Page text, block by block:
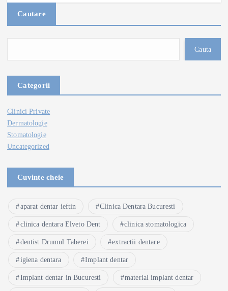
Cautare
Cauta
Categorii
Clinici Private
Dermatologie
Stomatologie
Uncategorized
Cuvinte cheie
aparat dentar ieftin Clinica Dentara Bucuresti
clinica dentara Elveto Dent clinica stomatologica
dentist Drumul Taberei extractii dentare
igiena dentara Implant dentar
Implant dentar in Bucuresti material implant dentar